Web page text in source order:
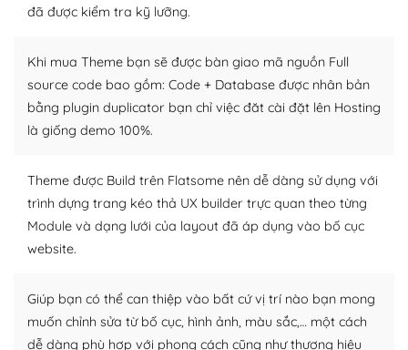
WordPress là nơi lưu trữ cho một diễn đàn cộng đồng
Nếu bạn gặp khó khăn, bạn có thể lên mạng và tìm
kiếm những cộng đồng WordPress, họ sẽ giúp bạn trả
lời, giải đáp vấn đề của bạn.
Cộng đồng sử dụng WordPress sẵn sàng hỗ trợ bạn
– Đa dạng plugin và themes
Plugin mở rộng là thành phần cài đặt thêm vào
nhiều plugin trả phí hoặc miễn phí.
Nhờ lượng người dùng đông đảo, thư viện themes và
đã được kiểm tra kỹ lưỡng.
Khi mua Theme bạn sẽ được bàn giao mã nguồn Full
source code bao gồm: Code + Database được nhân bản
bằng plugin duplicator bạn chỉ việc đăt cài đặt lên Hosting
là giống demo 100%.
Theme được Build trên Flatsome nên dễ dàng sử dụng với
trình dựng trang kéo thả UX builder trực quan theo từng
Module và dạng lưới của layout đã áp dụng vào bố cục
website.
Giúp bạn có thể can thiệp vào bất cứ vị trí nào bạn mong
muốn chỉnh sửa từ bố cục, hình ảnh, màu sắc,… một cách
dễ dàng phù hợp với phong cách cũng như thương hiệu